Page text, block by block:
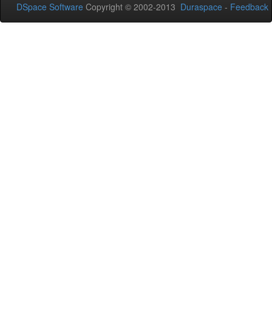
DSpace Software Copyright © 2002-2013 Duraspace - Feedback